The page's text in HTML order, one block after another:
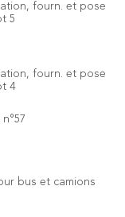
fourn. et pose
5
fourn. et pose
4
bus et camions